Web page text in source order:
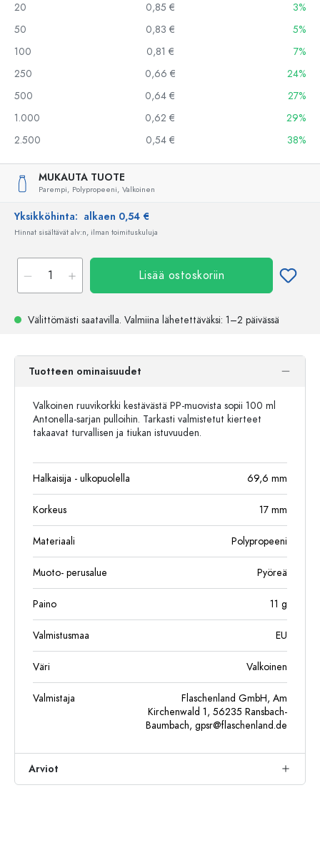
20
0,85 €
3%
50
0,83 €
5%
100
0,81 €
7%
250
0,66 €
24%
500
0,64 €
27%
1.000
0,62 €
29%
2.500
0,54 € 38%
MUKAUTA TUOTE
Parempi, Polypropeeni, Valkoinen
Yksikköhinta: alkaen 0,54 €
Hinnat sisältävät alv:n, ilman toimituskuluja
Lisää ostoskoriin
Välittömästi saatavilla. Valmiina lähetettäväksi: 1–2 päivässä
Tuotteen ominaisuudet
Valkoinen ruuvikorkki kestävästä PP-muovista sopii 100 ml
Antonella-sarjan pulloihin. Tarkasti valmistetut kierteet
takaavat turvallisen ja tiukan istuvuuden.
Halkaisija - ulkopuolella 69,6 mm
Korkeus 17 mm
Materiaali Polypropeeni
Muoto- perusalue Pyöreä
Paino 11 g
Valmistusmaa EU
Väri Valkoinen
Valmistaja
Flaschenland GmbH, Am
Kirchenwald 1, 56235 Ransbach-
Baumbach, gpsr@flaschenland.de
Arviot